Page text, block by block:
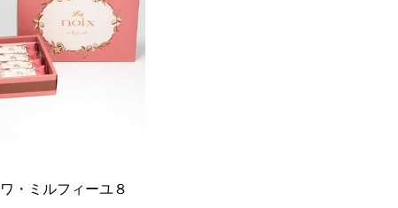
・ミルフィーユ８